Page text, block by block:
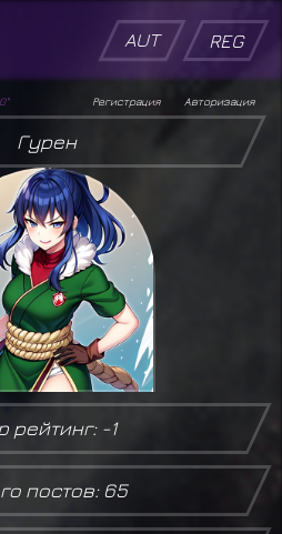
AUT REG
Авторизация
Регистрация
Гурен
рейтинг: -1
постов: 65